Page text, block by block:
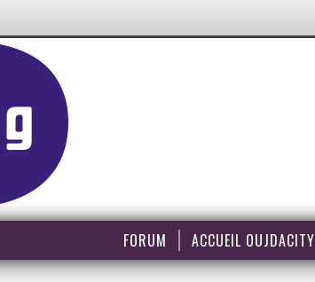
FORUM ACCUEIL OUJDACITY